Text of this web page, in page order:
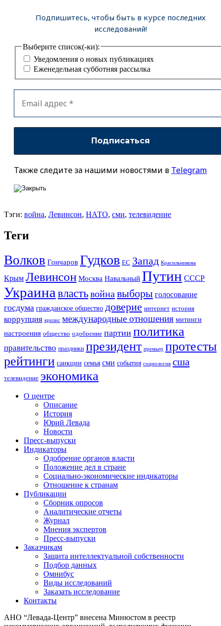
Подпишитесь, чтобы быть в курсе последних
исследований!
Выберите список(-ки):
Уведомления о новых публикациях
Еженедельная субботняя рассылка
Также следите за нашими новостями в Telegram
Тэги: война, Левинсон, НАТО, сми, телевидение
Теги
Волков Гончаров Гудков ЕС Запад Красильникова
Крым Левинсон Москва Навальный Путин СССР
Украина властьвойна выборы голосование
госдума гражданское общество доверие интернет история
коррупция кризис международные отношения митинги
настроения общество одобрение партии политика
правительство праздники президент премьер протесты
рейтинги санкции семья сми события социология сша
телевидение экономика
О центре
Описание
История
Юрий Левада
Новости
Пресс-выпуски
Индикаторы
Одобрение органов власти
Положение дел в стране
Социально-экономические индикаторы
Отношение к странам
Публикации
Сборник опросов
Аналитические отчеты
Журнал
Мнения экспертов
Пресс-выпуски
Заказчикам
Защита интеллектуальной собственности
Подбор данных
Омнибус
Виды исследований
Заказать исследование
Контакты
АНО “Левада-Центр” внесена Минюстом в реестр